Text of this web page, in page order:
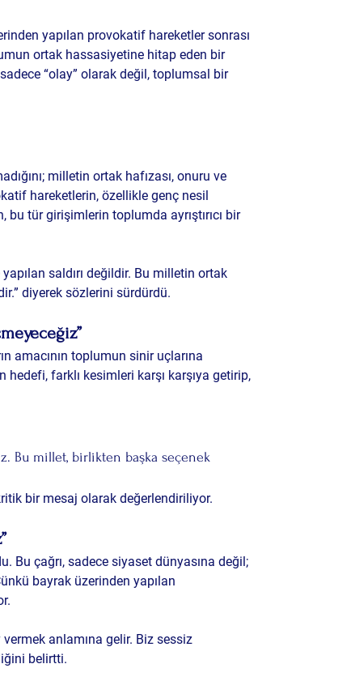
yapılan provokatif hareketler sonrası
ortak hassasiyetine hitap eden bir
sadece “olay” olarak değil, toplumsal bir
milletin ortak hafızası, onuru ve
hareketlerin, özellikle genç nesil
bu tür girişimlerin toplumda ayrıştırıcı bir
yapılan saldırı değildir. Bu milletin ortak
diyerek sözlerini sürdürdü.
amacının toplumun sinir uçlarına
hedefi, farklı kesimleri karşı karşıya getirip,
Bu millet, birlikten başka seçenek
bir mesaj olarak değerlendiriliyor.
Bu çağrı, sadece siyaset dünyasına değil;
bayrak üzerinden yapılan
anlamına gelir. Biz sessiz
belirtti.